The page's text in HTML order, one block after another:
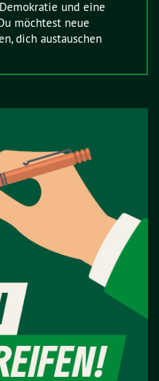
und eine
möchtest neue
dich austauschen